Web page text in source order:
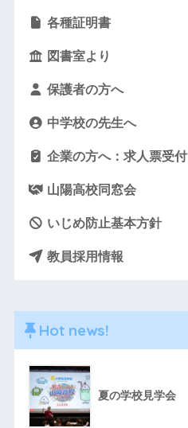
各種証明書
図書室より
保護者の方へ
中学校の先生へ
企業の方へ：求人票受付
山陽高校同窓会
いじめ防止基本方針
教員採用情報
Hot news!
夏の学校見学会